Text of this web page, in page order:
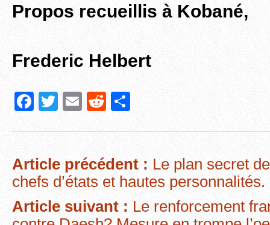
Propos recueillis à Kobané,
Frederic Helbert
F
e
b
o
o
T
er
E
R
di
t
g
er
Article précédent : Le plan secret
chefs d’états et hautes personnalités.
Article suivant : Le renforcement